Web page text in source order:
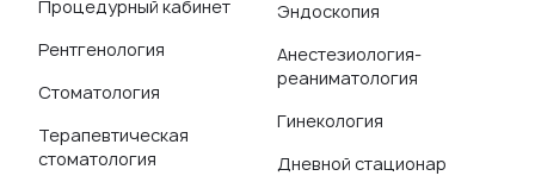
Процедурный кабинет
Рентгенология
Стоматология
Терапевтическая
стоматология
Эндоскопия
Анестезиология-
реаниматология
Гинекология
Дневной стационар